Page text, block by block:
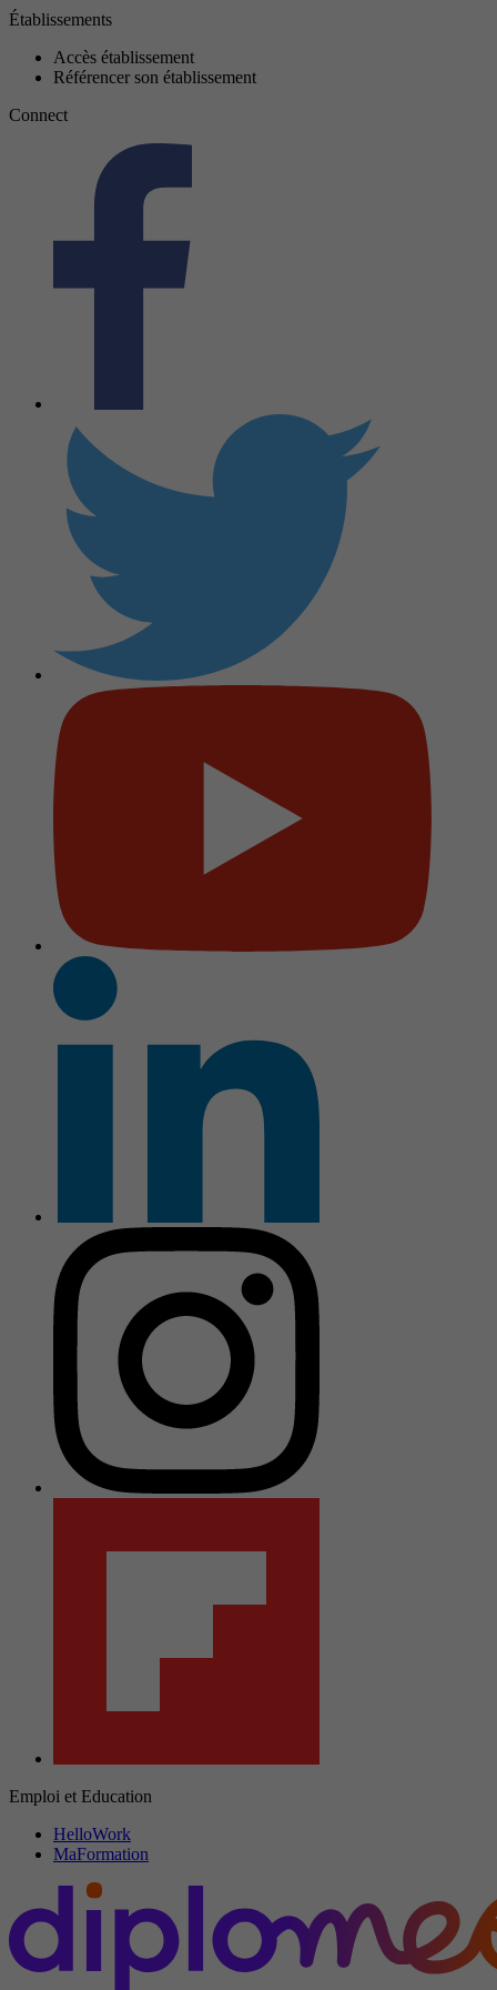
Établissements
Accès établissement
Référencer son établissement
Connect
Emploi et Education
HelloWork
MaFormation